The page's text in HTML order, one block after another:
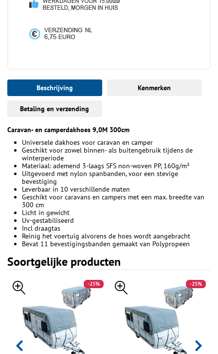
Beschrijving Kenmerken
Betaling en verzending
Caravan- en camperdakhoes 9,0M 300cm
Universele dakhoes voor caravan en camper
Geschikt voor zowel binnen- als buitengebruik tijdens de
winterperiode
Materiaal: ademend 3-laags SFS non-woven PP, 160g/m²
Uitgevoerd met nylon spanbanden, voor een stevige
bevestiging
Leverbaar in 10 verschillende maten
Geschikt voor caravans en campers met een max. breedte van
300 cm
Licht in gewicht
Uv-gestabiliseerd
Incl draagtas
Reinig het voertuig alvorens de hoes wordt aangebracht
Bevat 11 bevestigingsbanden gemaakt van Polypropeen
Soortgelijke producten
-25% -25%